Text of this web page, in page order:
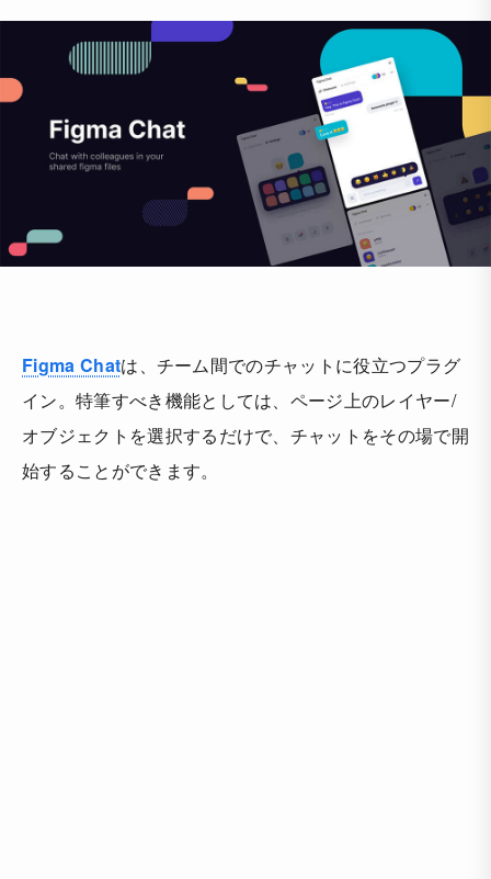
Figma Chatは、チーム間でのチャットに役立つプラグ
イン。特筆すべき機能としては、ページ上のレイヤー/
オブジェクトを選択するだけで、チャットをその場で開
始することができます。